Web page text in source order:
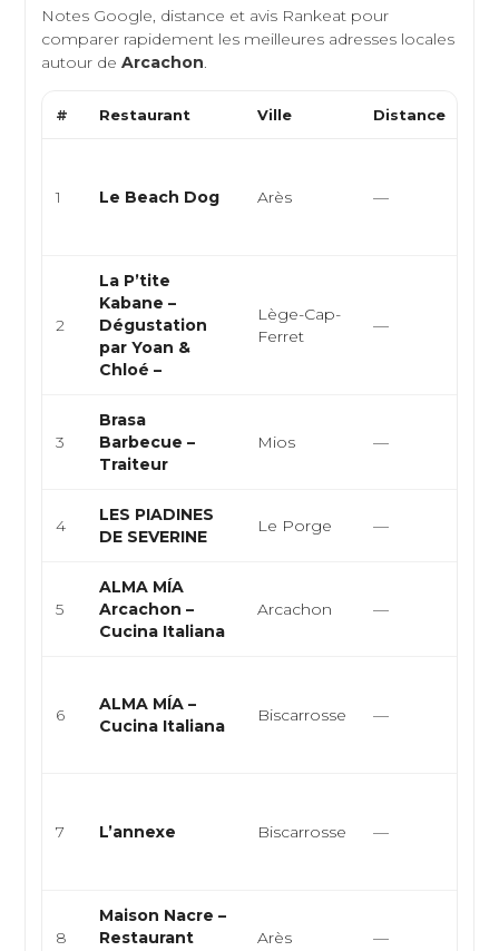
Notes Google, distance et avis Rankeat pour
comparer rapidement les meilleures adresses locales
autour deArcachon.
# Restaurant Ville Distance
1 Le Beach Dog Arès —
2
La P’tite
Kabane –
Dégustation
par Yoan &
Chloé –
Lège-Cap-
Ferret
—
3
Brasa
Barbecue –
Traiteur
Mios —
4
LES PIADINES
DE SEVERINE
Le Porge —
5
ALMA MÍA
Arcachon –
Cucina Italiana
Arcachon —
6
ALMA MÍA –
Cucina Italiana
Biscarrosse —
7 L’annexe Biscarrosse —
8
Maison Nacre –
Restaurant
Arès —